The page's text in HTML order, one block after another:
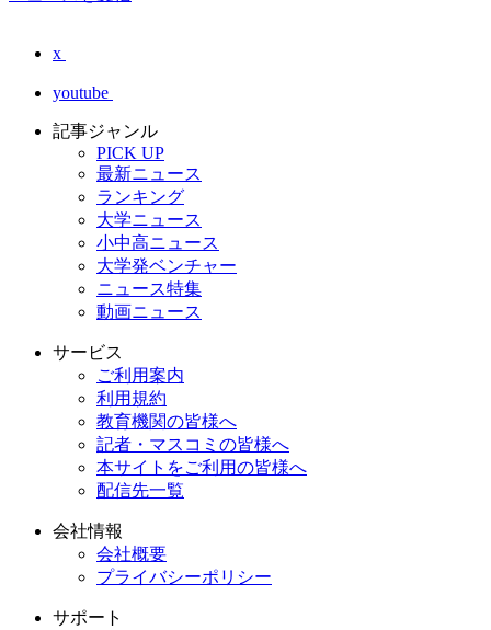
x
youtube
記事ジャンル
PICK UP
最新ニュース
ランキング
大学ニュース
小中高ニュース
大学発ベンチャー
ニュース特集
動画ニュース
サービス
ご利用案内
利用規約
教育機関の皆様へ
記者・マスコミの皆様へ
本サイトをご利用の皆様へ
配信先一覧
会社情報
会社概要
プライバシーポリシー
サポート